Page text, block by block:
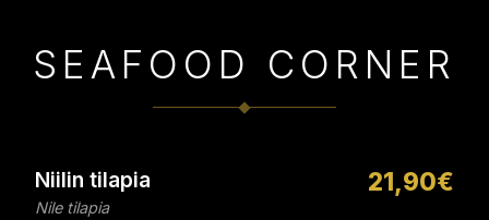
SEAFOOD CORNER
Niilin tilapia
Nile tilapia
21,90€